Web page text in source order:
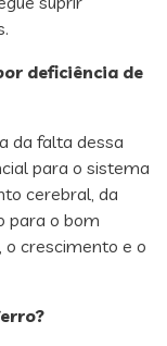
deficiência de
da falta dessa
para o sistema
cerebral, da
para o bom
crescimento e o